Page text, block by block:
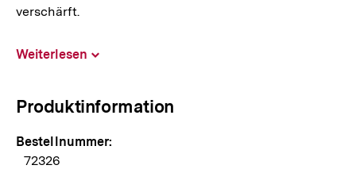
verschärft.
Weiterlesen
Produktinformation
Bestellnummer:
72326